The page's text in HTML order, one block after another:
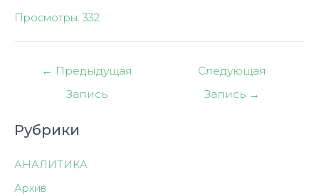
Просмотры: 332
Навигация
← Предыдущая
Запись
Следующая
Запись →
Рубрики
АНАЛИТИКА
Архив